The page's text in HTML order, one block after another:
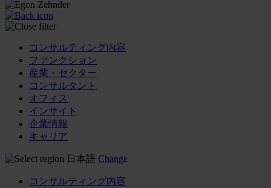
コンサルティング内容
ファンクション
産業・セクター
コンサルタント
オフィス
インサイト
企業情報
キャリア
日本語 Change
コンサルティング内容